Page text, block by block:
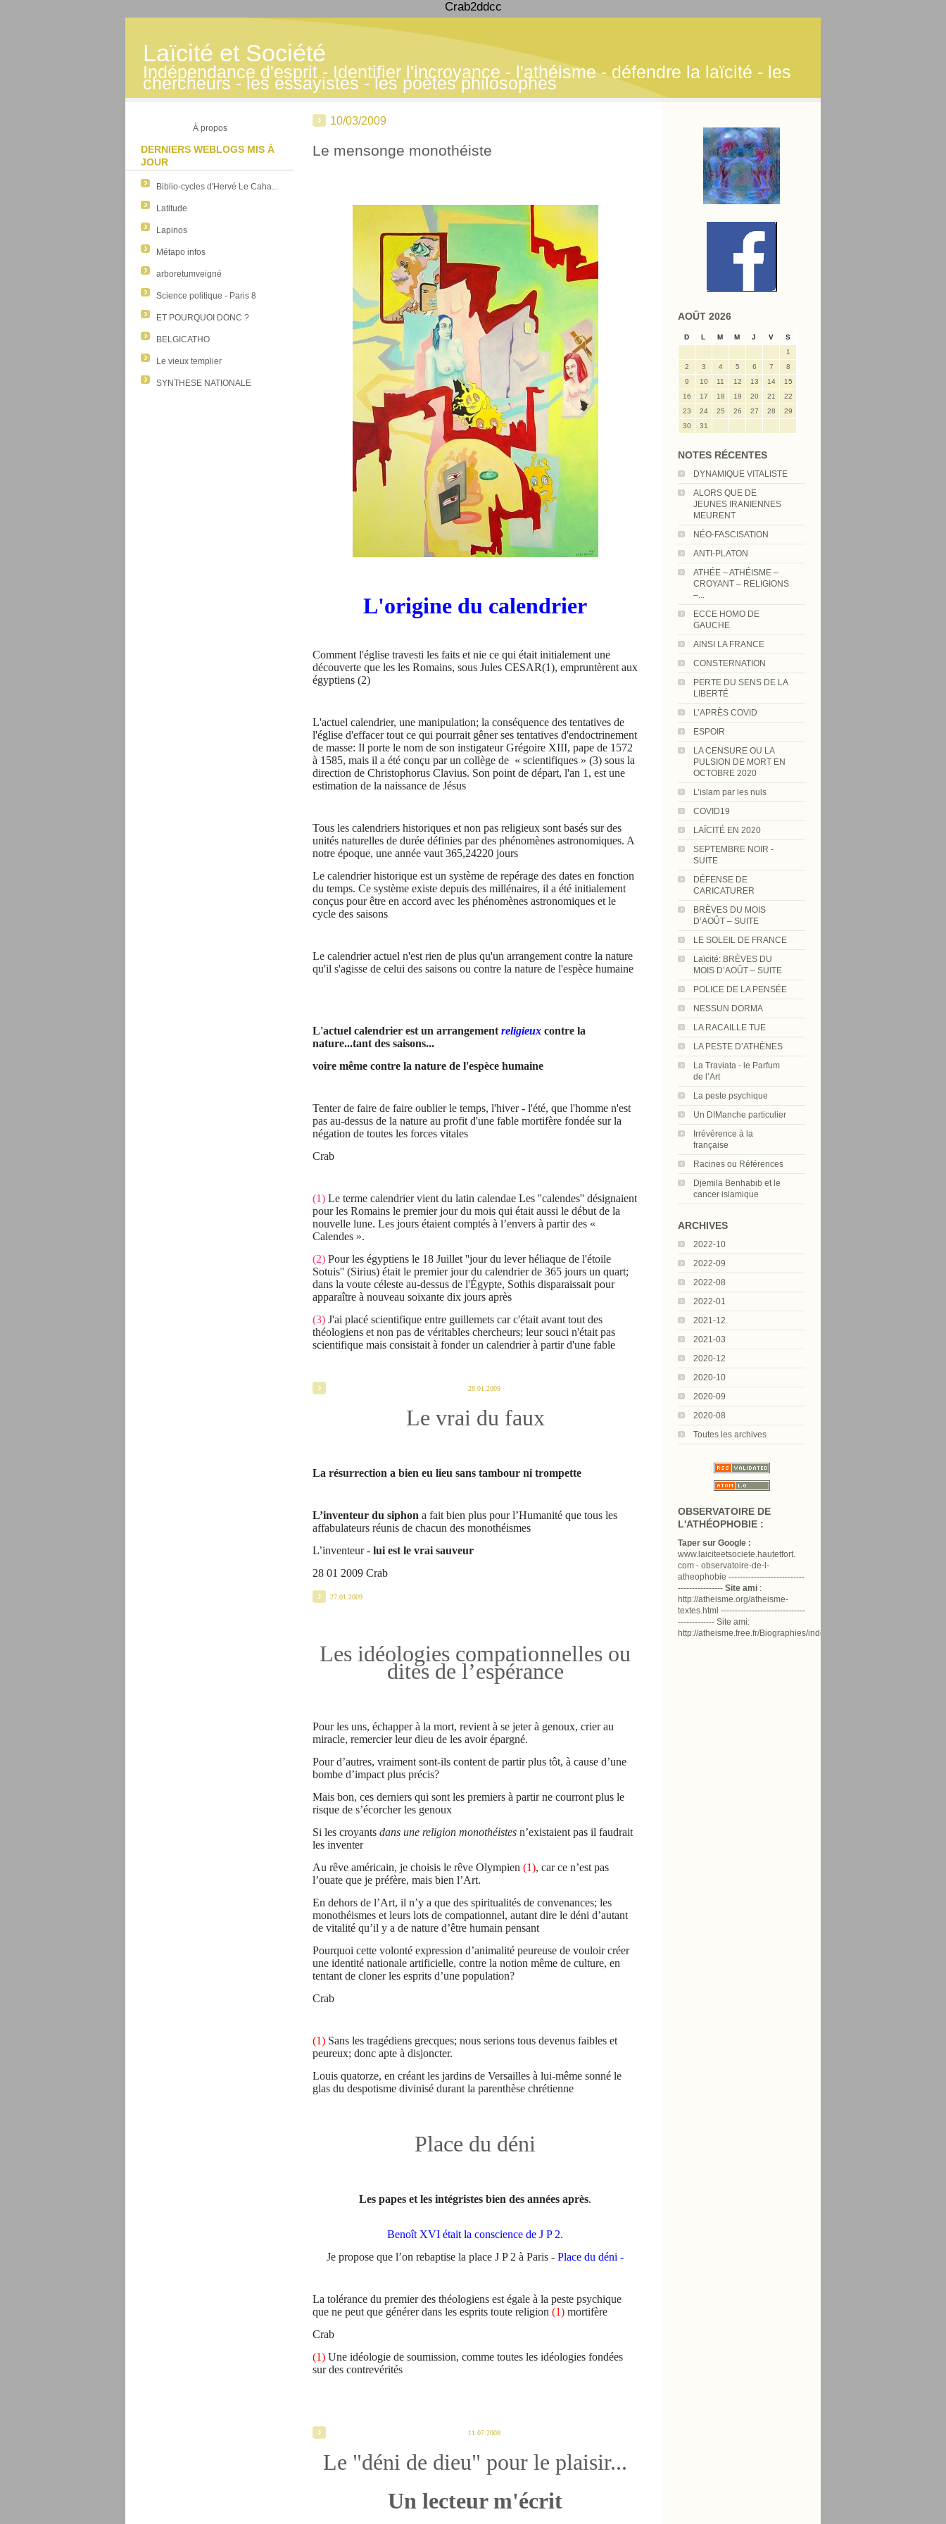
Crab2ddcc
Laïcité et Société
Indépendance d'esprit - Identifier l'incroyance - l'athéisme - défendre la laïcité - les
chercheurs - les essayistes - les poètes philosophes
À propos
DERNIERS WEBLOGS MIS À
JOUR
Biblio-cycles d'Hervé Le Caha...
Latitude
Lapinos
Métapo infos
arboretumveigné
Science politique - Paris 8
ET POURQUOI DONC ?
BELGICATHO
Le vieux templier
SYNTHESE NATIONALE
AOÛT 2026
D L M M J V
S
1
2
3 4 5 6 7
8
9
10 11 12 13 14
15
16
17 18 19 20 21
22
23
24 25 26 27 28
29
30
31
NOTES RÉCENTES
DYNAMIQUE VITALISTE
ALORS QUE DE
JEUNES IRANIENNES
MEURENT
NÉO-FASCISATION
ANTI-PLATON
ATHÉE – ATHÉISME –
CROYANT – RELIGIONS
–...
ECCE HOMO DE
GAUCHE
AINSI LA FRANCE
CONSTERNATION
PERTE DU SENS DE LA
LIBERTÉ
L’APRÈS COVID
ESPOIR
LA CENSURE OU LA
PULSION DE MORT EN
OCTOBRE 2020
L’islam par les nuls
COVID19
LAÏCITÉ EN 2020
SEPTEMBRE NOIR -
SUITE
DÉFENSE DE
CARICATURER
BRÈVES DU MOIS
D’AOÛT – SUITE
LE SOLEIL DE FRANCE
Laïcité: BRÈVES DU
MOIS D’AOÛT – SUITE
POLICE DE LA PENSÉE
NESSUN DORMA
LA RACAILLE TUE
LA PESTE D’ATHÈNES
La Traviata - le Parfum
de l’Art
La peste psychique
Un DIManche particulier
Irrévérence à la
française
Racines ou Références
Djemila Benhabib et le
cancer islamique
ARCHIVES
2022-10
2022-09
2022-08
2022-01
2021-12
2021-03
2020-12
2020-10
2020-09
2020-08
Toutes les archives
OBSERVATOIRE DE
L'ATHÉOPHOBIE :
Taper sur Google :
www.laiciteetsociete.hautetfort.
com - observatoire-de-l-
atheophobie ---------------------------
---------------- Site ami :
http://atheisme.org/atheisme-
textes.html ------------------------------
------------- Site ami:
http://atheisme.free.fr/Biographies/index.html
10/03/2009
Le mensonge monothéiste
L'origine du calendrier
Comment l'église travesti les faits et nie ce qui était initialement une
découverte que les les Romains, sous Jules CESAR(1), empruntèrent aux
égyptiens (2)
L'actuel calendrier, une manipulation; la conséquence des tentatives de
l'église d'effacer tout ce qui pourrait gêner ses tentatives d'endoctrinement
de masse: Il porte le nom de son instigateur Grégoire XIII, pape de 1572
à 1585, mais il a été conçu par un collège de « scientifiques » (3) sous la
direction de Christophorus Clavius. Son point de départ, l'an 1, est une
estimation de la naissance de Jésus
Tous les calendriers historiques et non pas religieux sont basés sur des
unités naturelles de durée définies par des phénomènes astronomiques. A
notre époque, une année vaut 365,24220 jours
Le calendrier historique est un système de repérage des dates en fonction
du temps. Ce système existe depuis des millénaires, il a été initialement
conçus pour être en accord avec les phénomènes astronomiques et le
cycle des saisons
Le calendrier actuel n'est rien de plus qu'un arrangement contre la nature
qu'il s'agisse de celui des saisons ou contre la nature de l'espèce humaine
L'actuel calendrier est un arrangement religieux contre la
nature...tant des saisons...
voire même contre la nature de l'espèce humaine
Tenter de faire de faire oublier le temps, l'hiver - l'été, que l'homme n'est
pas au-dessus de la nature au profit d'une fable mortifère fondée sur la
négation de toutes les forces vitales
Crab
(1) Le terme calendrier vient du latin calendae Les ''calendes'' désignaient
pour les Romains le premier jour du mois qui était aussi le début de la
nouvelle lune. Les jours étaient comptés à l’envers à partir des «
Calendes ».
(2) Pour les égyptiens le 18 Juillet ''jour du lever héliaque de l'étoile
Sotuis'' (Sirius) était le premier jour du calendrier de 365 jours un quart;
dans la voute céleste au-dessus de l'Égypte, Sothis disparaissait pour
apparaître à nouveau soixante dix jours après
(3) J'ai placé scientifique entre guillemets car c'était avant tout des
théologiens et non pas de véritables chercheurs; leur souci n'était pas
scientifique mais consistait à fonder un calendrier à partir d'une fable
28.01.2009
Le vrai du faux
La résurrection a bien eu lieu sans tambour ni trompette
L’inventeur du siphon a fait bien plus pour l’Humanité que tous les
affabulateurs réunis de chacun des monothéismes
L’inventeur - lui est le vrai sauveur
28 01 2009 Crab
27.01.2009
Les idéologies compationnelles ou
dites de l’espérance
Pour les uns, échapper à la mort, revient à se jeter à genoux, crier au
miracle, remercier leur dieu de les avoir épargné.
Pour d’autres, vraiment sont-ils content de partir plus tôt, à cause d’une
bombe d’impact plus précis?
Mais bon, ces derniers qui sont les premiers à partir ne courront plus le
risque de s’écorcher les genoux
Si les croyants dans une religion monothéistes n’existaient pas il faudrait
les inventer
Au rêve américain, je choisis le rêve Olympien (1), car ce n’est pas
l’ouate que je préfère, mais bien l’Art.
En dehors de l’Art, il n’y a que des spiritualités de convenances; les
monothéismes et leurs lots de compationnel, autant dire le déni d’autant
de vitalité qu’il y a de nature d’être humain pensant
Pourquoi cette volonté expression d’animalité peureuse de vouloir créer
une identité nationale artificielle, contre la notion même de culture, en
tentant de cloner les esprits d’une population?
Crab
(1) Sans les tragédiens grecques; nous serions tous devenus faibles et
peureux; donc apte à disjoncter.
Louis quatorze, en créant les jardins de Versailles à lui-même sonné le
glas du despotisme divinisé durant la parenthèse chrétienne
Place du déni
Les papes et les intégristes bien des années après.
Benoît XVI était la conscience de J P 2.
Je propose que l’on rebaptise la place J P 2 à Paris - Place du déni -
La tolérance du premier des théologiens est égale à la peste psychique
que ne peut que générer dans les esprits toute religion (1) mortifère
Crab
(1) Une idéologie de soumission, comme toutes les idéologies fondées
sur des contrevérités
11.07.2008
Le "déni de dieu" pour le plaisir...
Un lecteur m'écrit